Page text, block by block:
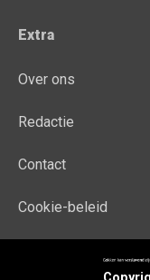
Extra
Over ons
Redactie
Contact
Cookie-beleid